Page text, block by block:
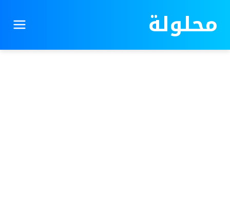
محلولة